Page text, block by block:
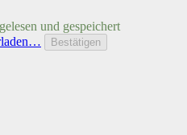
und gespeichert
Bestätigen